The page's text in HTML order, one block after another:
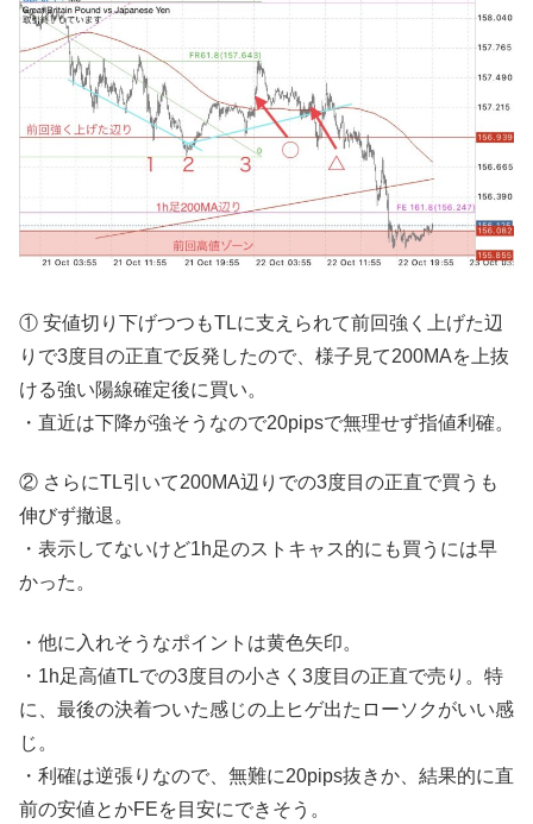
① 安値切り下げつつもTLに支えられて前回強く上げた辺
りで3度目の正直で反発したので、様子見て200MAを上抜
ける強い陽線確定後に買い。
・直近は下降が強そうなので20pipsで無理せず指値利確。
② さらにTL引いて200MA辺りでの3度目の正直で買うも
伸びず撤退。
・表示してないけど1h足のストキャス的にも買うには早
かった。
・他に入れそうなポイントは黄色矢印。
・1h足高値TLでの3度目の小さく3度目の正直で売り。特
に、最後の決着ついた感じの上ヒゲ出たローソクがいい感
じ。
・利確は逆張りなので、無難に20pips抜きか、結果的に直
前の安値とかFEを目安にできそう。